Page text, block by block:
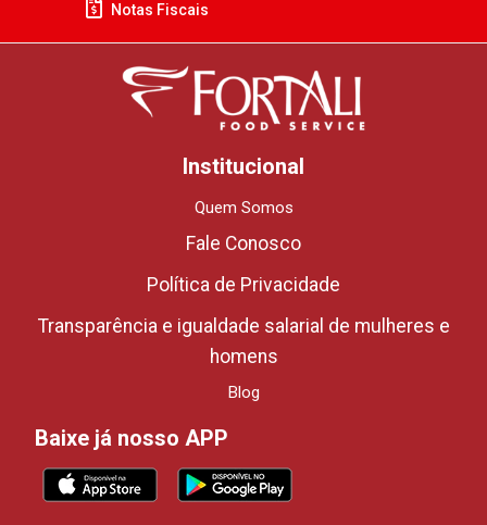
Notas Fiscais
Institucional
Quem Somos
Fale Conosco
Política de Privacidade
Transparência e igualdade salarial de mulheres e
homens
Blog
Baixe já nosso APP